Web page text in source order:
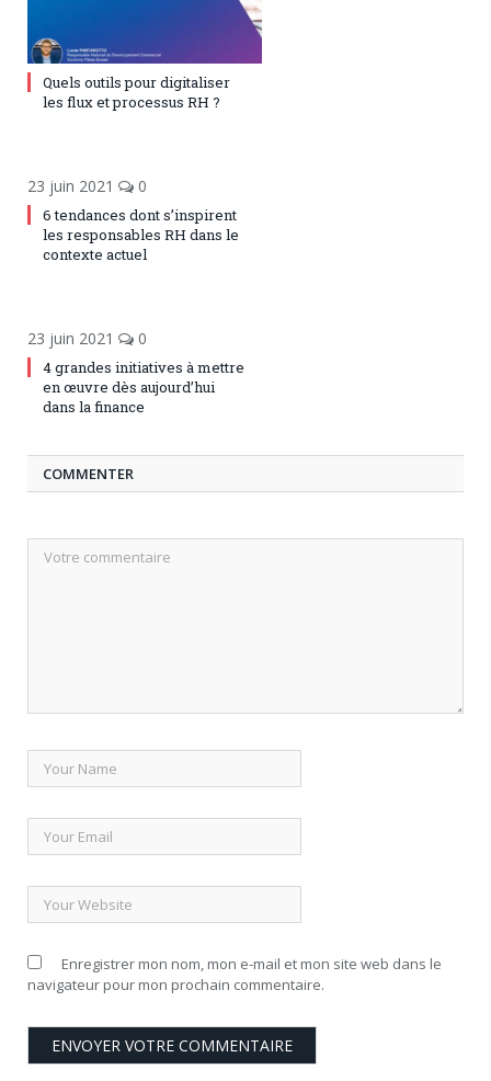
9 décembre 2024
Quels outils pour digitaliser
les flux et processus RH ?
23 juin 2021 0
6 tendances dont s’inspirent
les responsables RH dans le
contexte actuel
23 juin 2021 0
4 grandes initiatives à mettre
en œuvre dès aujourd’hui
dans la finance
COMMENTER
Enregistrer mon nom, mon e-mail et mon site web dans le
navigateur pour mon prochain commentaire.